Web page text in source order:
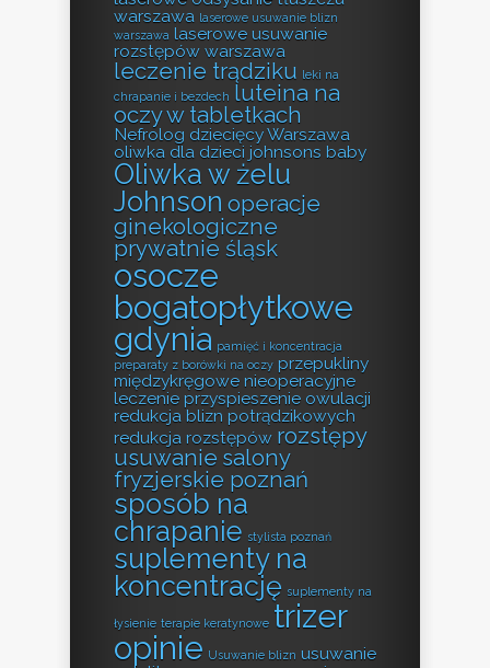
warszawa laserowe usuwanie blizn
warszawa laserowe usuwanie
rozstępów warszawa
leczenie trądziku leki na
chrapanie i bezdech luteina na
oczy w tabletkach
Nefrolog dziecięcy Warszawa
oliwka dla dzieci johnsons baby
Oliwka w żelu
Johnson operacje
ginekologiczne
prywatnie śląsk
osocze
bogatopłytkowe
gdynia pamięć i koncentracja
preparaty z borówki na oczy przepukliny
międzykręgowe nieoperacyjne
leczenie przyspieszenie owulacji
redukcja blizn potrądzikowych
redukcja rozstępów rozstępy
usuwanie salony
fryzjerskie poznań
sposób na
chrapanie stylista poznań
suplementy na
koncentrację suplementy na
łysienie terapie keratynowe trizer
opinie Usuwanie blizn usuwanie